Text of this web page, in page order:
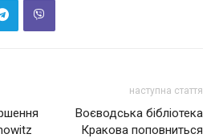
наступна стаття
Воєводська бібліотека
Кракова поповниться